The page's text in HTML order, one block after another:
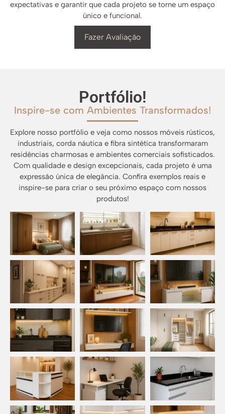
expectativas e garantir que cada projeto se torne um espaço
único e funcional.
Fazer Avaliação
Portfólio!
Inspire-se com Ambientes Transformados!
Explore nosso portfólio e veja como nossos móveis rústicos,
industriais, corda náutica e fibra sintética transformaram
residências charmosas e ambientes comerciais sofisticados.
Com qualidade e design excepcionais, cada projeto é uma
expressão única de elegância. Confira exemplos reais e
inspire-se para criar o seu próximo espaço com nossos
produtos!